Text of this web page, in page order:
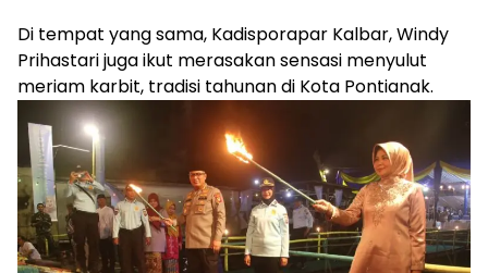
Di tempat yang sama, Kadisporapar Kalbar, Windy
Prihastari juga ikut merasakan sensasi menyulut
meriam karbit, tradisi tahunan di Kota Pontianak.